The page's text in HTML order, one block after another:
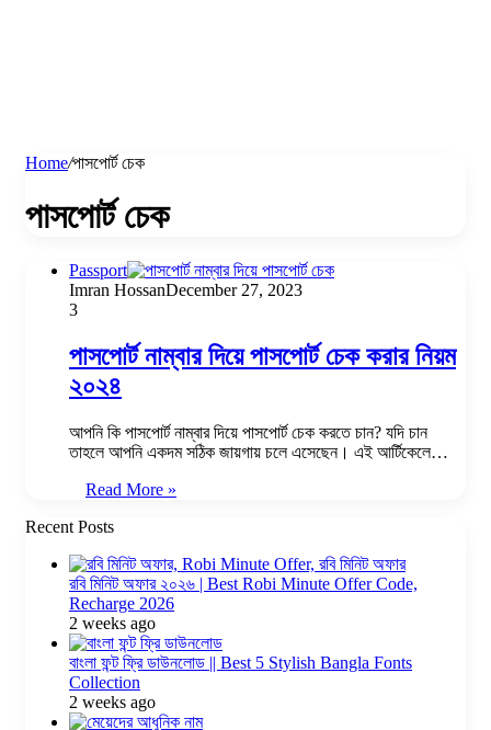
Home/পাসপোর্ট চেক
পাসপোর্ট চেক
Passport
Imran HossanDecember 27, 2023
3
পাসপোর্ট নাম্বার দিয়ে পাসপোর্ট চেক করার নিয়ম
২০২৪
আপনি কি পাসপোর্ট নাম্বার দিয়ে পাসপোর্ট চেক করতে চান? যদি চান
তাহলে আপনি একদম সঠিক জায়গায় চলে এসেছেন। এই আর্টিকেলে…
Read More »
Recent Posts
রবি মিনিট অফার ২০২৬ | Best Robi Minute Offer Code,
Recharge 2026
2 weeks ago
বাংলা ফন্ট ফ্রি ডাউনলোড || Best 5 Stylish Bangla Fonts
Collection
2 weeks ago